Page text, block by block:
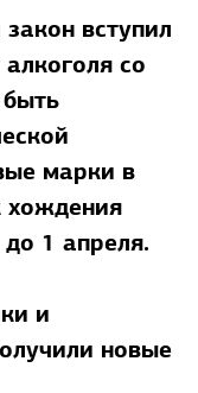
вступил
со
марки в
хождения
1 апреля.
и
новые